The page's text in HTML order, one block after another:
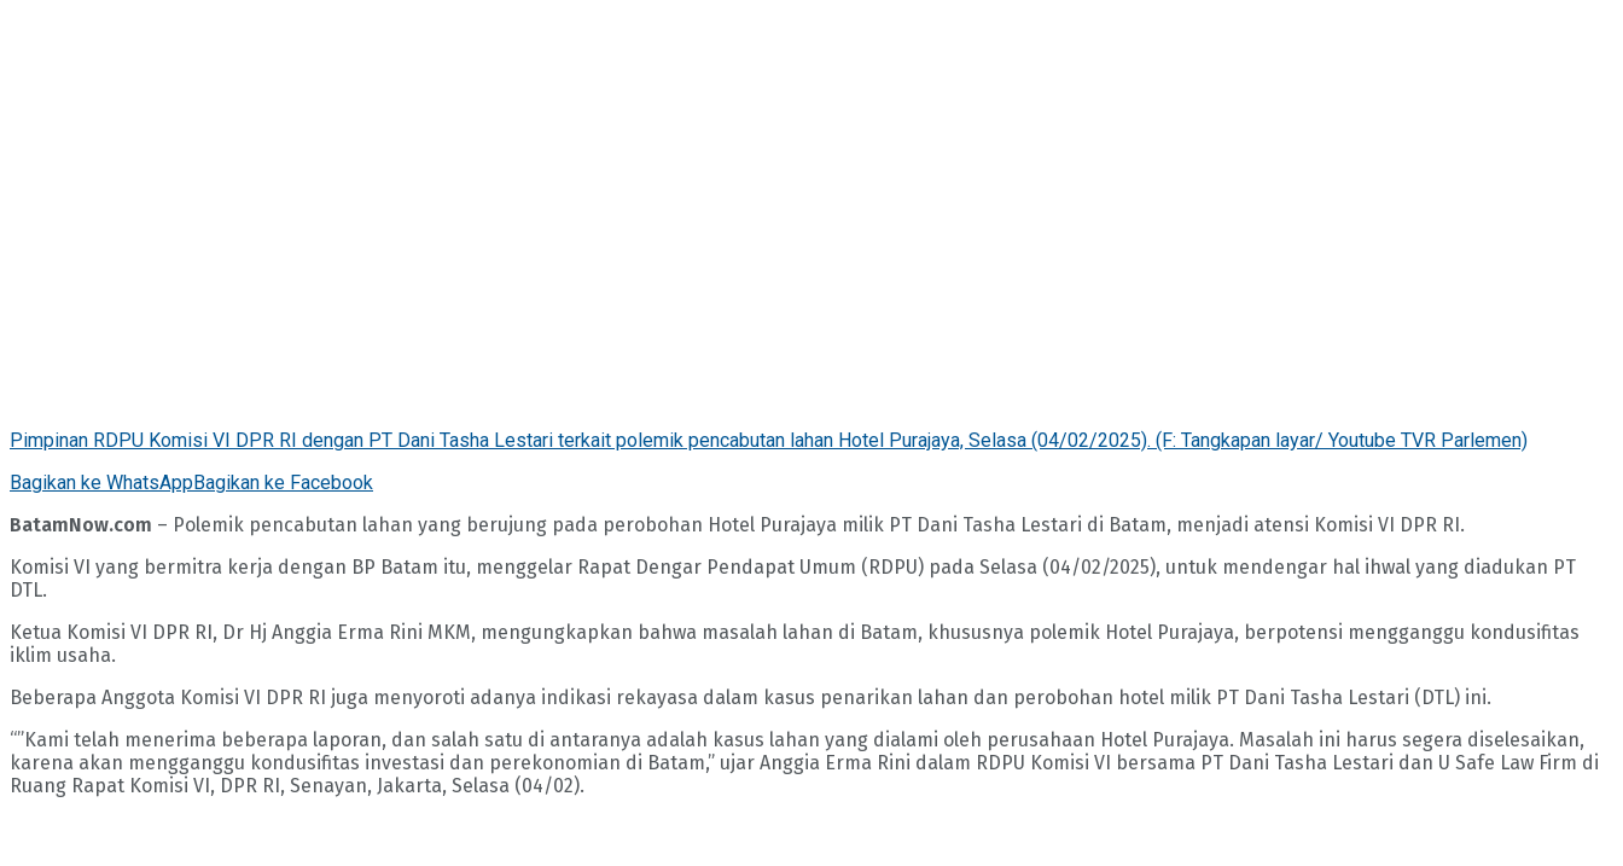
Pimpinan RDPU Komisi VI DPR RI dengan PT Dani Tasha Lestari terkait polemik pencabutan lahan Hotel Purajaya, Selasa (04/02/2025). (F: Tangkapan layar/ Youtube TVR Parlemen)
Bagikan ke WhatsAppBagikan ke Facebook
BatamNow.com – Polemik pencabutan lahan yang berujung pada perobohan Hotel Purajaya milik PT Dani Tasha Lestari di Batam, menjadi atensi Komisi VI DPR RI.
Komisi VI yang bermitra kerja dengan BP Batam itu, menggelar Rapat Dengar Pendapat Umum (RDPU) pada Selasa (04/02/2025), untuk mendengar hal ihwal yang diadukan PT
DTL.
Ketua Komisi VI DPR RI, Dr Hj Anggia Erma Rini MKM, mengungkapkan bahwa masalah lahan di Batam, khususnya polemik Hotel Purajaya, berpotensi mengganggu kondusifitas
iklim usaha.
Beberapa Anggota Komisi VI DPR RI juga menyoroti adanya indikasi rekayasa dalam kasus penarikan lahan dan perobohan hotel milik PT Dani Tasha Lestari (DTL) ini.
“”Kami telah menerima beberapa laporan, dan salah satu di antaranya adalah kasus lahan yang dialami oleh perusahaan Hotel Purajaya. Masalah ini harus segera diselesaikan,
karena akan mengganggu kondusifitas investasi dan perekonomian di Batam,” ujar Anggia Erma Rini dalam RDPU Komisi VI bersama PT Dani Tasha Lestari dan U Safe Law Firm di
Ruang Rapat Komisi VI, DPR RI, Senayan, Jakarta, Selasa (04/02).